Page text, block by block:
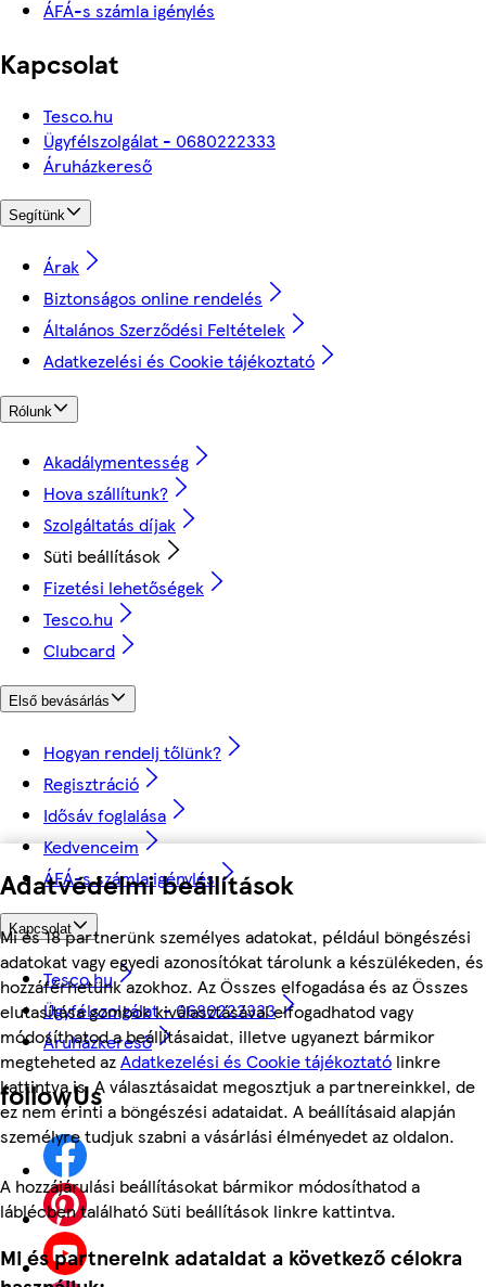
Adatvédelmi beállítások
Mi és 18 partnerünk személyes adatokat, például böngészési
adatokat vagy egyedi azonosítókat tárolunk a készülékeden, és
hozzáférhetünk azokhoz. Az Összes elfogadása és az Összes
elutasítása gombok kiválasztásával elfogadhatod vagy
módosíthatod a beállításaidat, illetve ugyanezt bármikor
megteheted azAdatkezelési és Cookie tájékoztató linkre
kattintva is. A választásaidat megosztjuk a partnereinkkel, de
ez nem érinti a böngészési adataidat. A beállításaid alapján
személyre tudjuk szabni a vásárlási élményedet az oldalon.
A hozzájárulási beállításokat bármikor módosíthatod a
láblécben található Süti beállítások linkre kattintva.
Mi és partnereink adataidat a következő célokra
ÁFÁ-s számla igénylés
Kapcsolat
Tesco.hu
Ügyfélszolgálat - 0680222333
Áruházkereső
Segítünk
Árak
Biztonságos online rendelés
Általános Szerződési Feltételek
Adatkezelési és Cookie tájékoztató
Rólunk
Akadálymentesség
Hova szállítunk?
Szolgáltatás díjak
Süti beállítások
Fizetési lehetőségek
Tesco.hu
Clubcard
Első bevásárlás
Hogyan rendelj tőlünk?
Regisztráció
Idősáv foglalása
Kedvenceim
ÁFÁ-s számla igénylés
Kapcsolat
Tesco.hu
Ügyfélszolgálat - 0680222333
Áruházkereső
followUs